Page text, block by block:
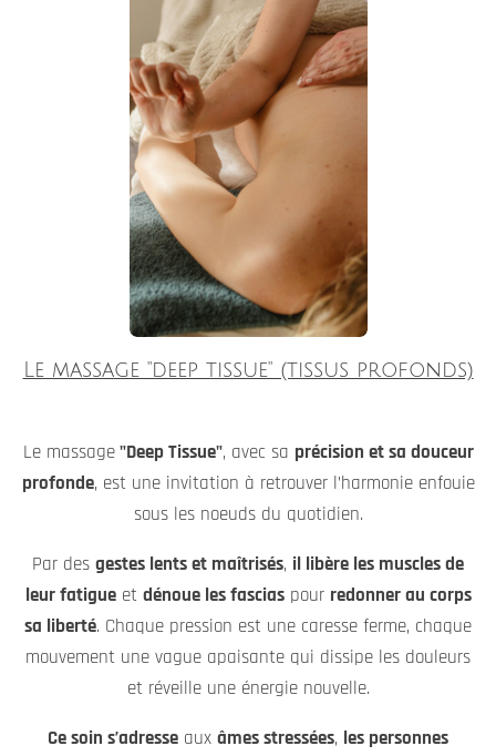
Le massage "deep tissue" (tissus profonds)
Le massage"Deep Tissue", avec sa précision et sa douceur
profonde, est une invitation à retrouver l’harmonie enfouie
sous les noeuds du quotidien.
Par des gestes lents et maîtrisés, il libère les muscles de
leur fatigueet dénoue les fasciaspour redonner au corps
sa liberté. Chaque pression est une caresse ferme, chaque
mouvement une vague apaisante qui dissipe les douleurs
et réveille une énergie nouvelle.
Ce soin s’adresse aux âmes stressées, les personnes